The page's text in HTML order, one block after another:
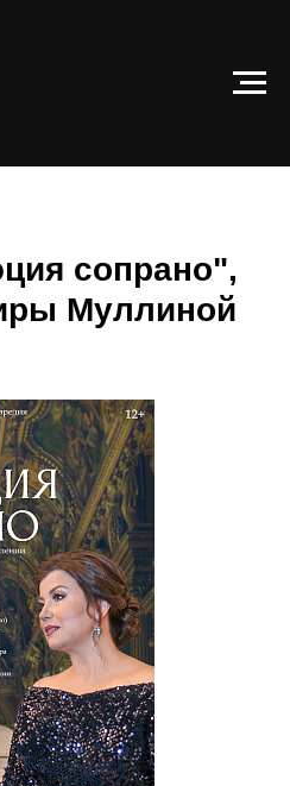
сопрано",
Муллиной